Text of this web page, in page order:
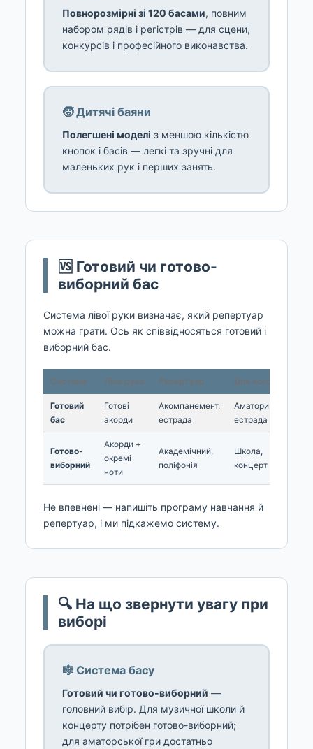
Повнорозмірні зі 120 басами, повним
набором рядів і регістрів — для сцени,
конкурсів і професійного виконавства.
🧒 Дитячі баяни
Полегшені моделі з меншою кількістю
кнопок і басів — легкі та зручні для
маленьких рук і перших занять.
🆚 Готовий чи готово-
виборний бас
Система лівої руки визначає, який репертуар
можна грати. Ось як співвідносяться готовий і
виборний бас.
Система Ліва рука Репертуар Для кого
Готовий
бас
Готові
акорди
Акомпанемент,
естрада
Аматори,
естрада
Готово-
виборний
Акорди +
окремі
ноти
Академічний,
поліфонія
Школа,
концерт
Не впевнені — напишіть програму навчання й
репертуар, і ми підкажемо систему.
🔍 На що звернути увагу при
виборі
🎼 Система басу
Готовий чи готово-виборний —
головний вибір. Для музичної школи й
концерту потрібен готово-виборний;
для аматорської гри достатньо